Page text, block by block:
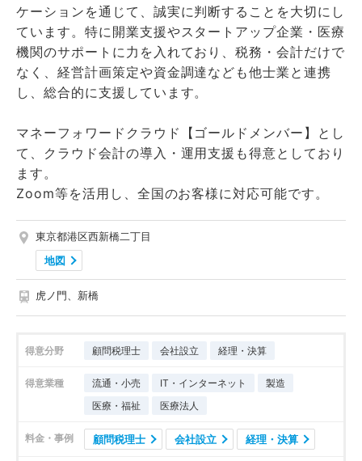
ケーションを通じて、誠実に判断することを大切にし
ています。特に開業支援やスタートアップ企業・医療
機関のサポートに力を入れており、税務・会計だけで
なく、経営計画策定や資金調達なども他士業と連携
し、総合的に支援しています。
マネーフォワードクラウド【ゴールドメンバー】とし
て、クラウド会計の導入・運用支援も得意としており
ます。
Zoom等を活用し、全国のお客様に対応可能です。
東京都港区西新橋二丁目
地図
虎ノ門、新橋
得意分野 顧問税理士 会社設立 経理・決算
得意業種 流通・小売 IT・インターネット
製造
医療・福祉
医療法人
料金・事例 顧問税理士 会社設立 経理・決算